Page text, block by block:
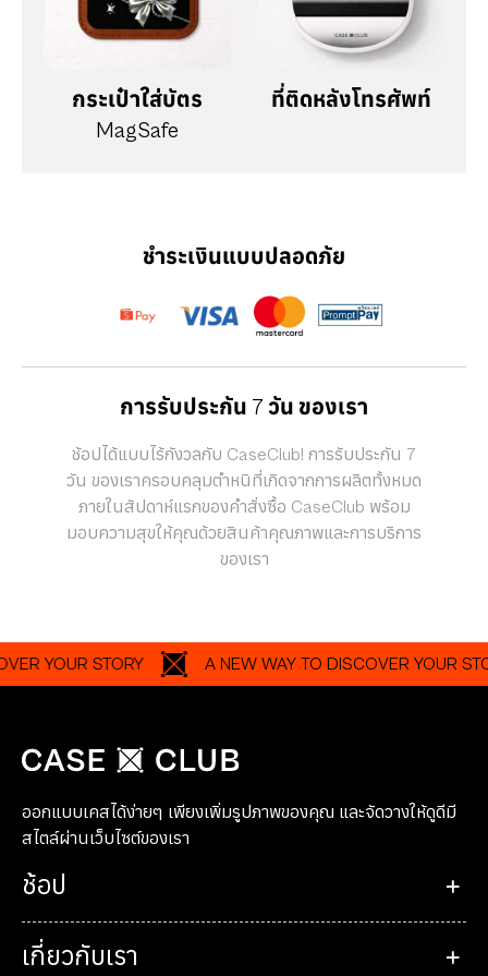
กระเป๋าใส่บัตร
MagSafe
ที่ติดหลังโทรศัพท์
ชำระเงินแบบปลอดภัย
การรับประกัน 7 วัน ของเรา
ช้อปได้แบบไร้กังวลกับ CaseClub! การรับประกัน 7
วัน ของเราครอบคลุมตำหนิที่เกิดจากการผลิตทั้งหมด
ภายในสัปดาห์แรกของคำสั่งซื้อ CaseClub พร้อม
มอบความสุขให้คุณด้วยสินค้าคุณภาพและการบริการ
ของเรา
STORY A NEW WAY TO DISCOVER YOUR STORY
ออกแบบเคสได้ง่ายๆ เพียงเพิ่มรูปภาพของคุณ และจัดวางให้ดูดีมี
สไตล์ผ่านเว็บไซต์ของเรา
ช้อป
เกี่ยวกับเรา